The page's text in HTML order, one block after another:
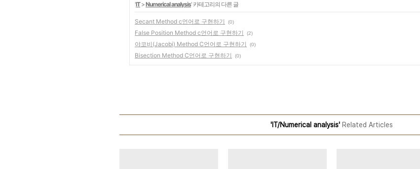
'IT>Numerical analysis' 카테고리의 다른 글
Secant Method c언어로 구현하기 (0)
False Position Method c언어로 구현하기 (2)
야코비(Jacobi) Method C언어로 구현하기 (0)
Bisection Method C언어로 구현하기 (0)
'IT/Numerical analysis' Related Articles